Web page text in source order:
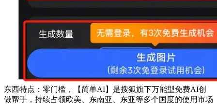
东西特点：零门槛，【简单AI】是搜狐旗下万能型免费AI创
做帮手，持续占领欧美、东南亚、东亚等多个国度的使用市场